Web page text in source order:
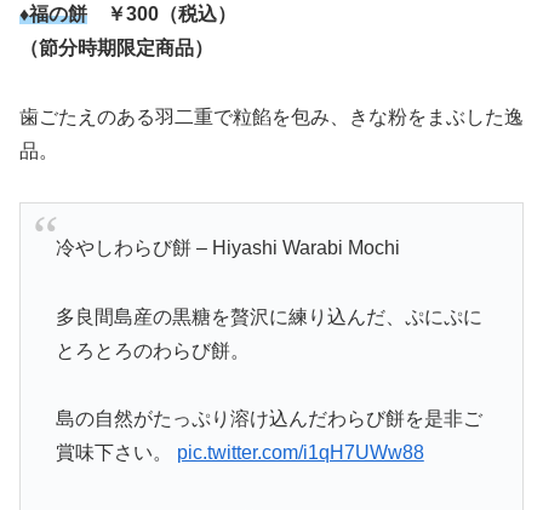
♦福の餅 ￥300（税込）
（節分時期限定商品）
歯ごたえのある羽二重で粒餡を包み、きな粉をまぶした逸
品。
冷やしわらび餅 – Hiyashi Warabi Mochi
多良間島産の黒糖を贅沢に練り込んだ、ぷにぷに
とろとろのわらび餅。
島の自然がたっぷり溶け込んだわらび餅を是非ご
賞味下さい。 pic.twitter.com/i1qH7UWw88